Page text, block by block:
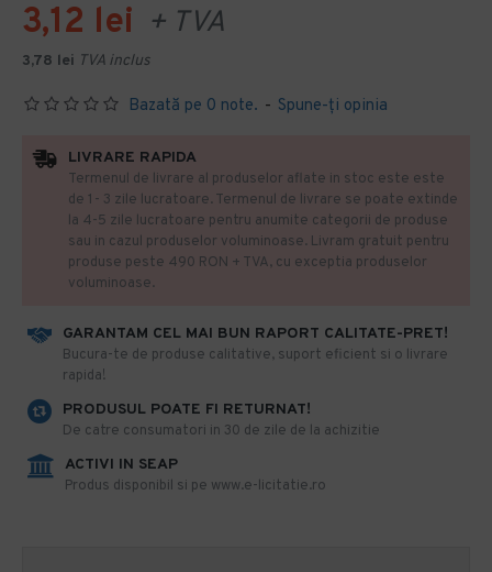
Bazată pe 0 note. - Spune-ţi opinia
3,12 lei + TVA
3,78 lei TVA inclus
GARANTAM CEL MAI BUN RAPORT CALITATE-PRET!
​Bucura-te de produse calitative, suport eficient si o livrare
rapida!
PRODUSUL POATE FI RETURNAT!
De catre consumatori in 30 de zile de la achizitie
ACTIVI IN SEAP
Produs disponibil si pe www.e-licitatie.ro
LIVRARE RAPIDA
Termenul de livrare al produselor aflate in stoc este este
de 1- 3 zile lucratoare. Termenul de livrare se poate extinde
la 4-5 zile lucratoare pentru anumite categorii de produse
sau in cazul produselor voluminoase. Livram gratuit pentru
produse peste 490 RON + TVA, cu exceptia produselor
voluminoase.